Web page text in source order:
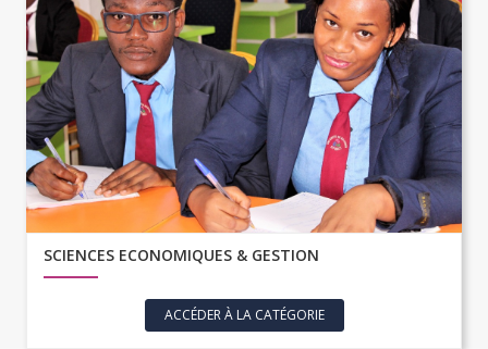
SCIENCES ECONOMIQUES & GESTION
ACCÉDER À LA CATÉGORIE